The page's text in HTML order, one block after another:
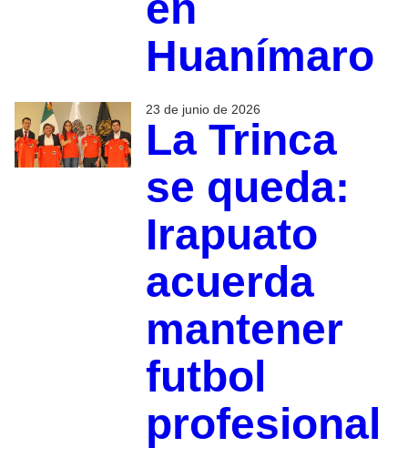
Huanímaro
23 de junio de 2026
La Trinca
se queda:
Irapuato
acuerda
mantener
futbol
profesional